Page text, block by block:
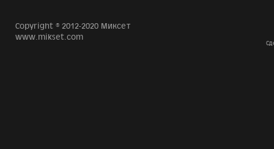
Copyright © 2012-2020 Миксет
www.mikset.com